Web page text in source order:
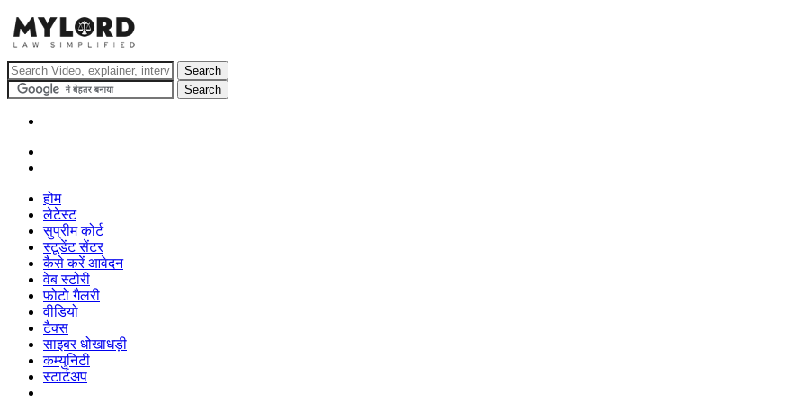
होम
लेटेस्ट
सुप्रीम कोर्ट
स्टूडेंट सेंटर
कैसे करें आवेदन
वेब स्टोरी
फोटो गैलरी
वीडियो
टैक्स
साइबर धोखाधड़ी
कम्युनिटी
स्टार्टअप